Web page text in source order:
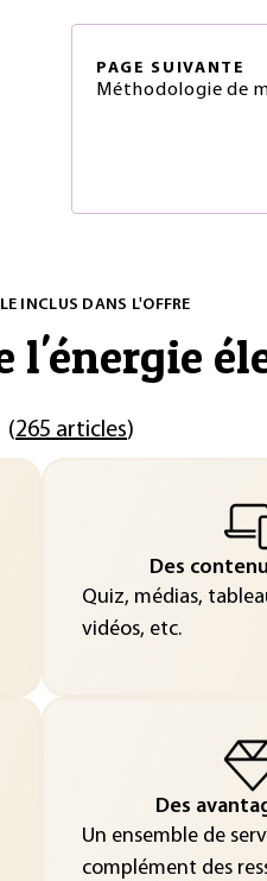
PAGE SUIVANTE
Méthodologie de
INCLUS DANS L'OFFRE
l'énergie
(265 articles)
Des
Quiz, médias,
vidéos, etc.
Des
Un ensemble de
complément des